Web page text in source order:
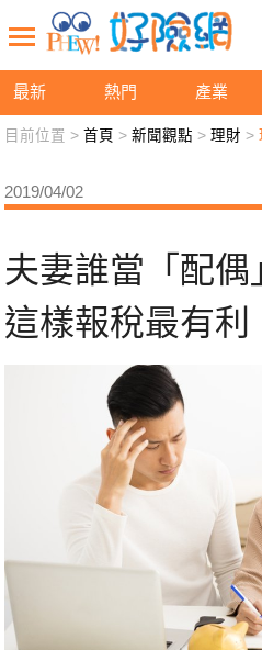
最新 熱門 產業
夫
新聞觀點 業務交流
退休先準備 好險學堂
目前位置 >首頁 >新聞觀點 >理財 >
2019/04/02
夫妻誰當「配
這樣報稅最有利